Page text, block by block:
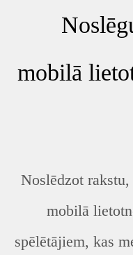
mobilā
Noslēdzot
mobilā
spēlētājiem, kas